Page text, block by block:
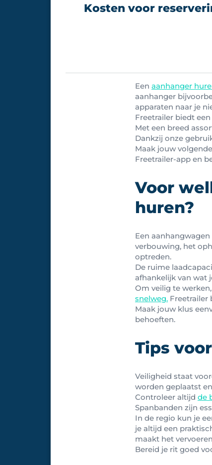
Kosten voor
Een aanhanger
aanhanger
apparaten naar je
Freetrailer biedt
Met een breed
Dankzij onze
Maak jouw
Freetrailer-app en
Voor
huren?
Een
verbouwing, het
optreden.
De ruime
afhankelijk van wat
Om veilig te
snelweg. Freetrailer
Maak jouw klus
behoeften.
Tips
Veiligheid staat
worden geplaatst
Controleer altijd de
Spanbanden zijn
In de regio kun je
je altijd een
maakt het
Bereid je rit goed